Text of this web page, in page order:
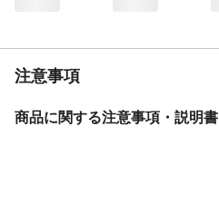
注意事項
商品に関する注意事項・説明書